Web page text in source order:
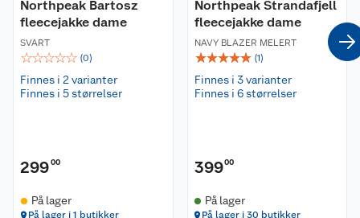
Northpeak Bartosz
fleecejakke dame
SVART
☆☆☆☆☆ (0)
Finnes i 2 varianter
Finnes i 5 størrelser
29900
På lager
På lager i 1 butikker
Northpeak Strandafjell
fleecejakke dame
NAVY BLAZER MELERT
☆☆☆☆☆ (1)
Finnes i 3 varianter
Finnes i 6 størrelser
39900
På lager
På lager i 30 butikker
Våre merkevarer
Ofte stilte spørsmål